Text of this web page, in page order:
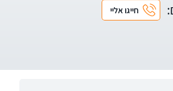
חייגו אליי